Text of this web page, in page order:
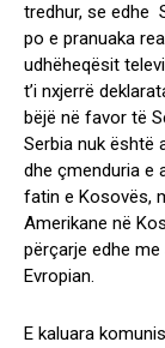
tredhur, se edhe
po e pranuaka
udhëheqësit
t’i nxjerrë
bëjë në favor të
Serbia nuk është
dhe çmenduria e
fatin e Kosovës,
Amerikane në
përçarje edhe
Evropian.
E kaluara